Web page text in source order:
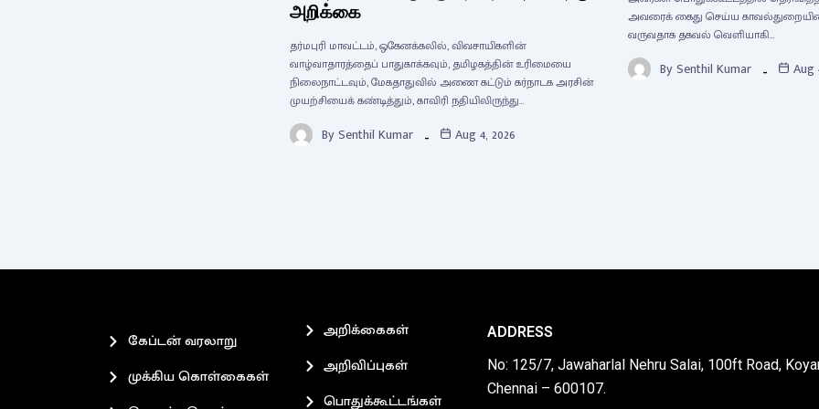
அறிக்கை
தர்மபுரி மாவட்டம், ஒகேனக்கலில், விவசாயிகளின்
வாழ்வாதாரத்தைப் பாதுகாக்கவும், தமிழகத்தின் உரிமையை
நிலைநாட்டவும், மேகதாதுவில் அணை கட்டும் கர்நாடக அரசின்
முயற்சியைக் கண்டித்தும், காவிரி நதியிலிருந்து…
By Senthil Kumar Aug 4, 2026
அவரைக் கைது செய்ய
வருவதாக தகவல் வெளியாகி…
By Senthil Kumar Aug
கேப்டன் வரலாறு
முக்கிய கொள்கைகள்
அறிக்கைகள்
அறிவிப்புகள்
பொதுக்கூட்டங்கள்
ADDRESS
No: 125/7, Jawaharlal Nehru Salai, 100ft Road,
Chennai – 600107.